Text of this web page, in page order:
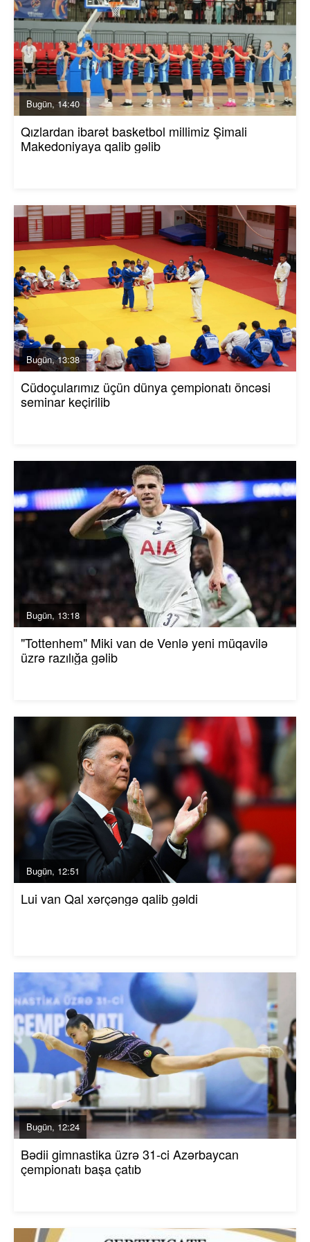
Bugün, 14:40
Qızlardan ibarət basketbol millimiz Şimali
Makedoniyaya qalib gəlib
Bugün, 13:38
Cüdoçularımız üçün dünya çempionatı öncəsi
seminar keçirilib
Bugün, 13:18
"Tottenhem" Miki van de Venlə yeni müqavilə
üzrə razılığa gəlib
Bugün, 12:51
Lui van Qal xərçəngə qalib gəldi
Bugün, 12:24
Bədii gimnastika üzrə 31-ci Azərbaycan
çempionatı başa çatıb